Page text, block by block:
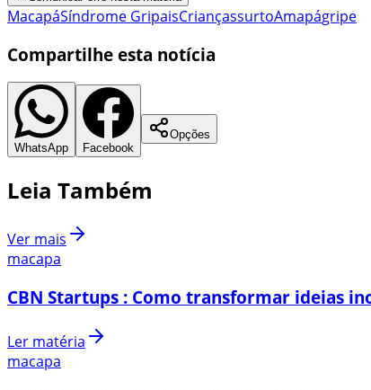
MacapáSíndrome GripaisCriançassurtoAmapágripe
Compartilhe esta notícia
WhatsApp Facebook
Opções
Leia Também
Ver mais
macapa
CBN Startups : Como transformar ideias
Ler matéria
macapa